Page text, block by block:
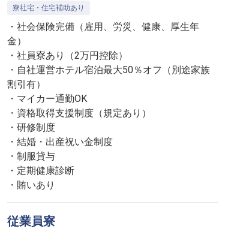
寮社宅・住宅補助あり
・社会保険完備（雇用、労災、健康、厚生年
金）
・社員寮あり（2万円控除）
・自社運営ホテル宿泊最大50％オフ（別途家族
割引有）
・マイカー通勤OK
・資格取得支援制度（規定あり）
・研修制度
・結婚・出産祝い金制度
・制服貸与
・定期健康診断
・賄いあり
従業員寮